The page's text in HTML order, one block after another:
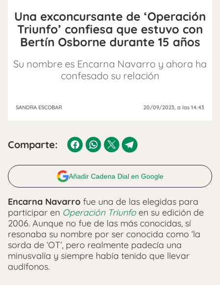
Una exconcursante de ‘Operación
Triunfo’ confiesa que estuvo con
Bertín Osborne durante 15 años
Su nombre es Encarna Navarro y ahora ha
confesado su relación
SANDRA ESCOBAR 20/09/2023, a las 14:43
Comparte:
Añadir Cadena Dial en Google
Encarna Navarro fue una de las elegidas para
participar en Operación Triunfoen su edición de
2006. Aunque no fue de las más conocidas, sí
resonaba su nombre por ser conocida como ‘la
sorda de ‘OT’, pero realmente padecía una
minusvalía y siempre había tenido que llevar
audífonos.